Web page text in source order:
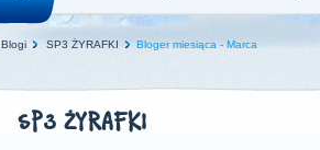
Blogi SP3 ŻYRAFKI Bloger miesiąca - Marca
SP3 ŻYRAFKI